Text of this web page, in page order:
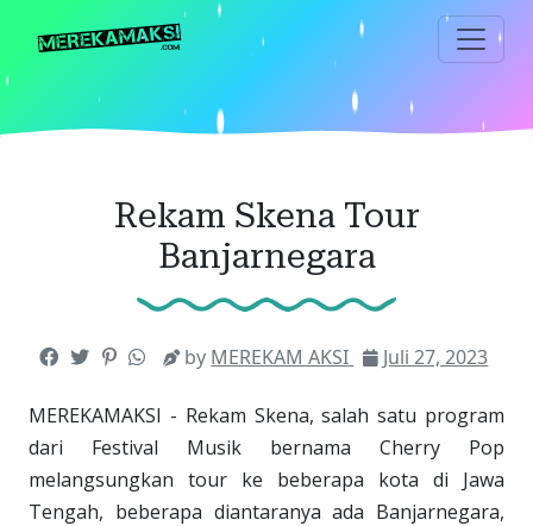
konten
Rekam Skena Tour
Banjarnegara
by MEREKAM AKSI Juli 27, 2023
MEREKAMAKSI - Rekam Skena, salah satu program
dari Festival Musik bernama Cherry Pop
melangsungkan tour ke beberapa kota di Jawa
Tengah, beberapa diantaranya ada Banjarnegara,